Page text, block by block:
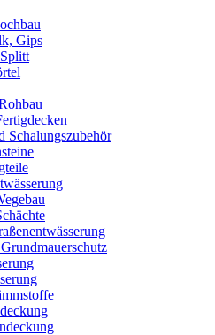
Gips
Schalungszubehör